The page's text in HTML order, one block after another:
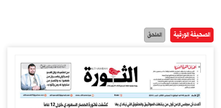
الصحيفة الورقية الملحق